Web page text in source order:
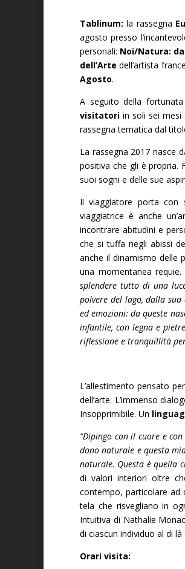
Tablinum:la rassegna
agosto presso
personali: Noi/Natura:
dell’Arte dell’artista
Agosto.
A seguito della fortunata
visitatori in soli sei mesi
rassegna tematica dal
La rassegna 2017 nasce
positiva che gli è propria.
suoi sogni e delle sue
Il viaggiatore porta con
viaggiatrice è anche
incontrare abitudini e
che si tuffa negli abissi
anche il dinamismo delle
una momentanea requie.
splendere tutto di una
polvere del lago, dalla
ed emozioni: da queste
infantile, con legna e
riflessione e tranquillità
L’allestimento pensato
dell’arte. L’immenso
Insopprimibile. Un
“Dipingo con il cuore e
dono naturale e questa
naturale. Questa è quella
di valori interiori oltre
contempo, particolare ad
tela che risvegliano in
Intuitiva di Nathalie
di ciascun individuo al di
Orari visita: